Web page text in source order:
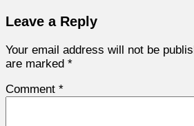
Leave a Reply
Your email address will not be
are marked *
Comment *